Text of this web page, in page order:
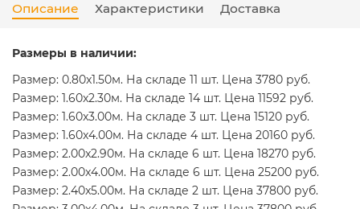
Описание Характеристики Доставка
Размеры в наличии:
Размер: 0.80x1.50м. На складе 11 шт. Цена 3780 руб.
Размер: 1.60x2.30м. На складе 14 шт. Цена 11592 руб.
Размер: 1.60x3.00м. На складе 3 шт. Цена 15120 руб.
Размер: 1.60x4.00м. На складе 4 шт. Цена 20160 руб.
Размер: 2.00x2.90м. На складе 6 шт. Цена 18270 руб.
Размер: 2.00x4.00м. На складе 6 шт. Цена 25200 руб.
Размер: 2.40x5.00м. На складе 2 шт. Цена 37800 руб.